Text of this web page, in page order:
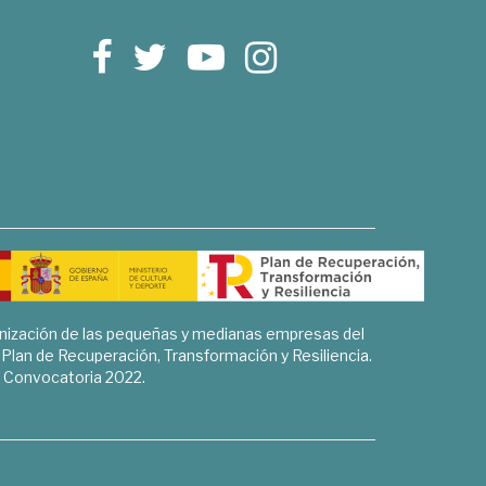
de las pequeñas y medianas empresas del
de Recuperación, Transformación y Resiliencia.
Convocatoria 2022.